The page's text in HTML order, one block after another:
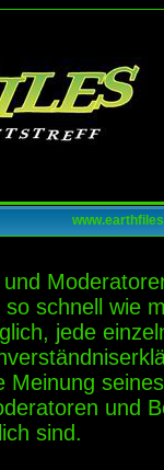
schnell wie
jede
Meinung
und
sind.